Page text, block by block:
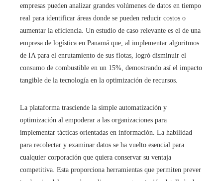
empresas pueden analizar grandes volúmenes de datos en tiempo
real para identificar áreas donde se pueden reducir costos o
aumentar la eficiencia. Un estudio de caso relevante es el de una
empresa de logística en Panamá que, al implementar algoritmos
de IA para el enrutamiento de sus flotas, logró disminuir el
consumo de combustible en un 15%, demostrando así el impacto
tangible de la tecnología en la optimización de recursos.
La plataforma trasciende la simple automatización y
optimización al empoderar a las organizaciones para
implementar tácticas orientadas en información. La habilidad
para recolectar y examinar datos se ha vuelto esencial para
cualquier corporación que quiera conservar su ventaja
competitiva. Esta proporciona herramientas que permiten prever